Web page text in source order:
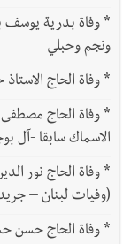
*
ونجم وحبلي
*وفاة الحاج الاستاذ
*
الاسماك سابقا -آل
*
(وفيات لبنان –
*